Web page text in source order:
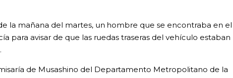
la mañana del martes, un hombre que se encontraba en el
para avisar de que las ruedas traseras del vehículo estaban
de Musashino del Departamento Metropolitano de la